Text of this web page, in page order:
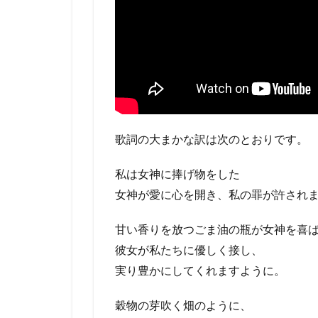
歌詞の大まかな訳は次のとおりです。
私は女神に捧げ物をした
女神が愛に心を開き、私の罪が許されま
甘い香りを放つごま油の瓶が女神を喜ば
彼女が私たちに優しく接し、
実り豊かにしてくれますように。
穀物の芽吹く畑のように、